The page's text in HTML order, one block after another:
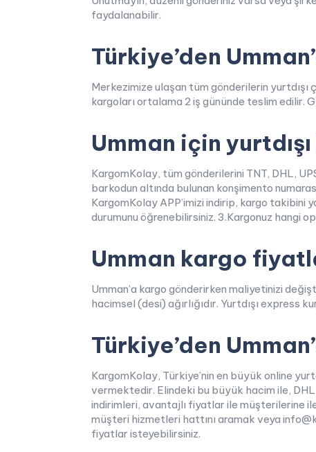
faydalanabilir.
Türkiye’den
Merkezimize ulaşan tüm gönderilerin yurtdışı
kargoları ortalama 2 iş gününde teslim edilir.
Umman için
KargomKolay, tüm gönderilerini TNT, DHL,
barkodun altında bulunan konşimento
KargomKolay APP’imizi indirip, kargo takibini
durumunu öğrenebilirsiniz. 3.Kargonuz hangi
Umman kargo
Umman’a kargo gönderirken maliyetinizi
hacimsel (desi) ağırlığıdır. Yurtdışı express
Türkiye’den
KargomKolay, Türkiye’nin en büyük online
vermektedir. Elindeki bu büyük hacim ile,
indirimleri, avantajlı fiyatlar ile müşterilerine
müşteri hizmetleri hattını aramak veya
fiyatlar isteyebilirsiniz.